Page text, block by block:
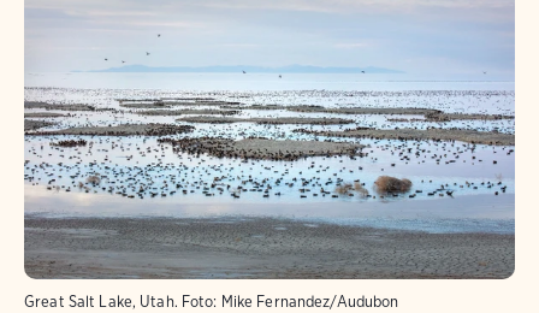
Great Salt Lake, Utah. Foto: Mike Fernandez/Audubon